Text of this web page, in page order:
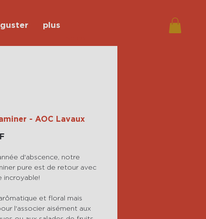
plus
- AOC Lavaux
Prix
d'abscence, notre
pure est de retour avec
incroyable!
et floral mais
l'associer aisément aux